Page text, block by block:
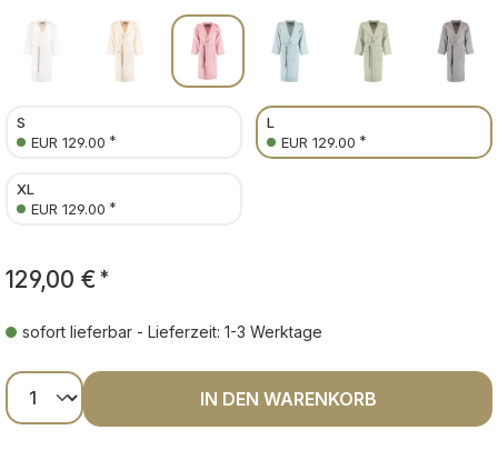
S
EUR 129.00 *
L
EUR 129.00 *
XL
EUR 129.00 *
129,00 € *
sofort lieferbar - Lieferzeit: 1-3 Werktage
Produkt Anzahl: Gib den gewünschten
IN DEN WARENKORB